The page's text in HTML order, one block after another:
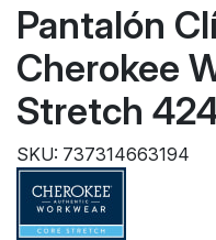
Pantalón
Cherokee
Stretch
SKU: 737314663194